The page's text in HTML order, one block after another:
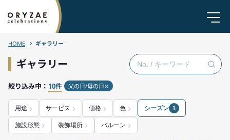
HOME ギャラリー
ギャラリー
絞り込み中： 10件 父の日/母の日
用途 サービス 価格 色 シーズン 1
施設形態 装飾場所 バルーン